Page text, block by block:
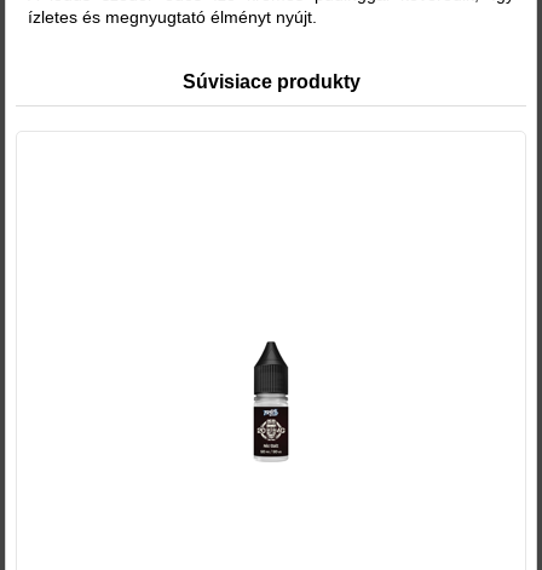
ízletes és megnyugtató élményt nyújt.
Súvisiace produkty